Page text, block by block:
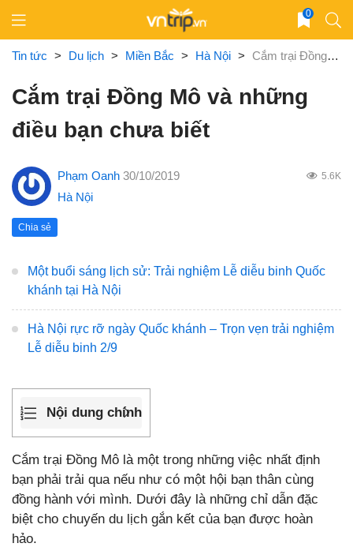
content
0
Tin tức > Du lịch > Miền Bắc > Hà Nội > Cắm trại Đồng Mô và những điều bạn chưa biết
Cắm trại Đồng Mô và những
điều bạn chưa biết
Phạm Oanh 30/10/2019 5.6K
Hà Nội
Chia sẻ
Một buổi sáng lịch sử: Trải nghiệm Lễ diễu binh Quốc
khánh tại Hà Nội
Hà Nội rực rỡ ngày Quốc khánh – Trọn vẹn trải nghiệm
Lễ diễu binh 2/9
Nội dung chính
Cắm trại Đồng Mô là một trong những việc nhất định
bạn phải trải qua nếu như có một hội bạn thân cùng
đồng hành với mình. Dưới đây là những chỉ dẫn đặc
biệt cho chuyến du lịch gắn kết của bạn được hoàn
hảo.